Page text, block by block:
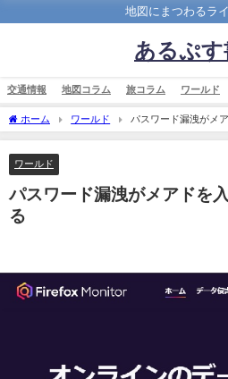
地図にまつわるラ
あるぷす
交通情報 地図コラム 旅コラム ワールド
ホーム ワールド パスワード漏洩がメ
ワールド
パスワード漏洩がメアドを
る